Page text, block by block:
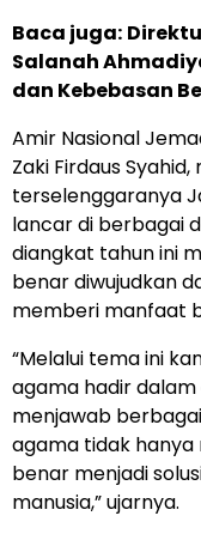
Baca juga:
Salanah
dan Kebebasan
Amir Nasional
Zaki Firdaus
terselenggaranya
lancar di berbagai
diangkat tahun ini
benar diwujudkan
memberi manfaat
“Melalui tema ini
agama hadir
menjawab
agama tidak
benar menjadi
manusia,” ujarnya.